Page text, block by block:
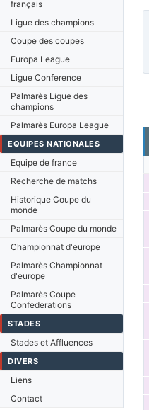
français
Ligue des champions
Coupe des coupes
Europa League
Ligue Conference
Palmarès Ligue des
champions
Palmarès Europa League
EQUIPES NATIONALES
Equipe de france
Recherche de matchs
Historique Coupe du
monde
Palmarès Coupe du monde
Championnat d'europe
Palmarès Championnat
d'europe
Palmarès Coupe
Confederations
STADES
Stades et Affluences
DIVERS
Liens
Contact